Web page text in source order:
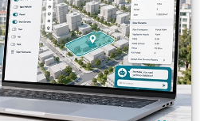
üreten isimler oldu.
Belediyespor-BŞB
Yeditepe maçlarıyla
giren takımlara kupa ve
saat 14’00’de
verilecek.